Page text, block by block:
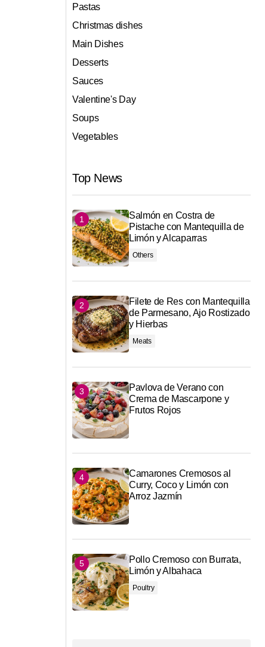
Pastas
Christmas dishes
Main Dishes
Desserts
Sauces
Valentine's Day
Soups
Vegetables
Top News
Salmón en Costra de
Pistache con Mantequilla de
Limón y Alcaparras
Others
Filete de Res con Mantequilla
de Parmesano, Ajo Rostizado
y Hierbas
Meats
Pavlova de Verano con
Crema de Mascarpone y
Frutos Rojos
Camarones Cremosos al
Curry, Coco y Limón con
Arroz Jazmín
Pollo Cremoso con Burrata,
Limón y Albahaca
Poultry